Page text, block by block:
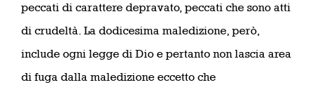
peccati di carattere depravato, peccati che sono atti
di crudeltà. La dodicesima maledizione, però,
include ogni legge di Dio e pertanto non lascia area
di fuga dalla maledizione eccetto che